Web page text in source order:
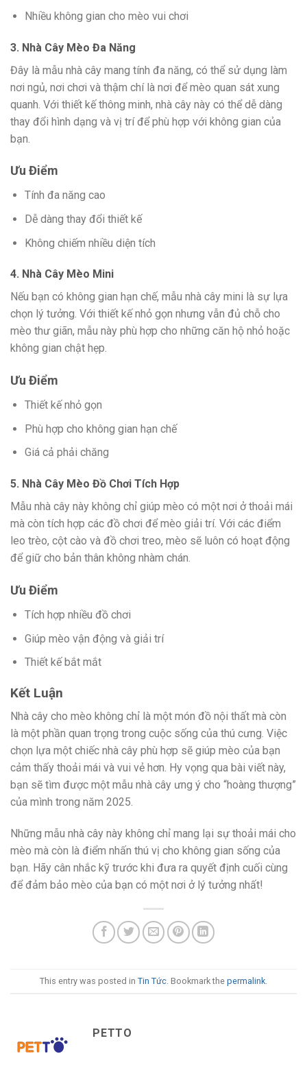
Nhiều không gian cho mèo vui chơi
3. Nhà Cây Mèo Đa Năng
Đây là mẫu nhà cây mang tính đa năng, có thể sử dụng làm
nơi ngủ, nơi chơi và thậm chí là nơi để mèo quan sát xung
quanh. Với thiết kế thông minh, nhà cây này có thể dễ dàng
thay đổi hình dạng và vị trí để phù hợp với không gian của
bạn.
Ưu Điểm
Tính đa năng cao
Dễ dàng thay đổi thiết kế
Không chiếm nhiều diện tích
4. Nhà Cây Mèo Mini
Nếu bạn có không gian hạn chế, mẫu nhà cây mini là sự lựa
chọn lý tưởng. Với thiết kế nhỏ gọn nhưng vẫn đủ chỗ cho
mèo thư giãn, mẫu này phù hợp cho những căn hộ nhỏ hoặc
không gian chật hẹp.
Ưu Điểm
Thiết kế nhỏ gọn
Phù hợp cho không gian hạn chế
Giá cả phải chăng
5. Nhà Cây Mèo Đồ Chơi Tích Hợp
Mẫu nhà cây này không chỉ giúp mèo có một nơi ở thoải mái
mà còn tích hợp các đồ chơi để mèo giải trí. Với các điểm
leo trèo, cột cào và đồ chơi treo, mèo sẽ luôn có hoạt động
để giữ cho bản thân không nhàm chán.
Ưu Điểm
Tích hợp nhiều đồ chơi
Giúp mèo vận động và giải trí
Thiết kế bắt mắt
Kết Luận
Nhà cây cho mèo không chỉ là một món đồ nội thất mà còn
là một phần quan trọng trong cuộc sống của thú cưng. Việc
chọn lựa một chiếc nhà cây phù hợp sẽ giúp mèo của bạn
cảm thấy thoải mái và vui vẻ hơn. Hy vọng qua bài viết này,
bạn sẽ tìm được một mẫu nhà cây ưng ý cho “hoàng thượng”
của mình trong năm 2025.
Những mẫu nhà cây này không chỉ mang lại sự thoải mái cho
mèo mà còn là điểm nhấn thú vị cho không gian sống của
bạn. Hãy cân nhắc kỹ trước khi đưa ra quyết định cuối cùng
để đảm bảo mèo của bạn có một nơi ở lý tưởng nhất!
This entry was posted in Tin Tức . Bookmark the permalink
PETTO